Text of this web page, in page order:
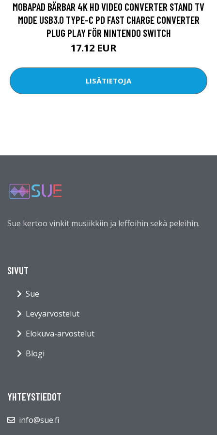
MOBAPAD BÄRBAR 4K HD VIDEO CONVERTER STAND TV
MODE USB3.0 TYPE-C PD FAST CHARGE CONVERTER
PLUG PLAY FÖR NINTENDO SWITCH
17.12 EUR
LISÄTIETOJA
Sue kertoo vinkit musiikkiin ja leffoihin sekä peleihin.
SIVUT
Sue
Levyarvostelut
Elokuva-arvostelut
Blogi
YHTEYSTIEDOT
info@sue.fi